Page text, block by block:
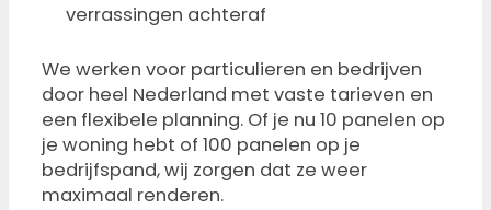
verrassingen achteraf
We werken voor particulieren en bedrijven
door heel Nederland met vaste tarieven en
een flexibele planning. Of je nu 10 panelen op
je woning hebt of 100 panelen op je
bedrijfspand, wij zorgen dat ze weer
maximaal renderen.